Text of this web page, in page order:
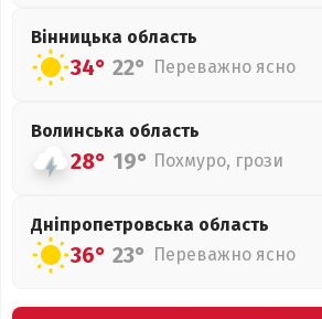
Вінницька область
34° 22° Переважно ясно
Волинська область
28° 19° Похмуро, грози
Дніпропетровська область
36° 23° Переважно ясно